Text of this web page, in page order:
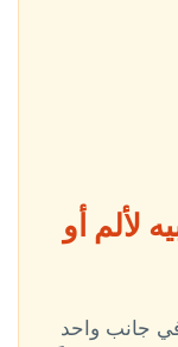
لألم أو
جانب واحد